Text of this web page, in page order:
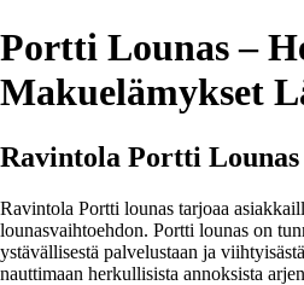
Portti Lounas –
Makuelämykset
Ravintola Portti Lounas
Ravintola Portti lounas tarjoaa
lounasvaihtoehdon. Portti lounas on
ystävällisestä palvelustaan ja
nauttimaan herkullisista annoksista